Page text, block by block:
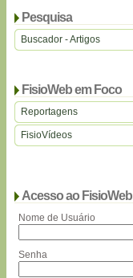
Pesquisa
Buscador - Artigos
FisioWeb em Foco
Reportagens
FisioVídeos
Acesso ao FisioWeb
Nome de Usuário
Senha